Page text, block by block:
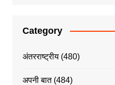
Category
अंतरराष्ट्रीय(480)
अपनी बात(484)